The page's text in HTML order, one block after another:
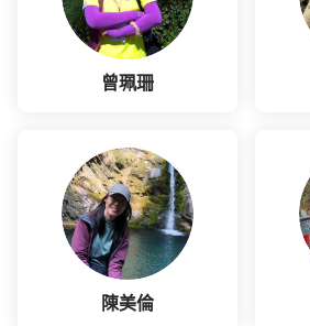
曾珮珊
陳美倫